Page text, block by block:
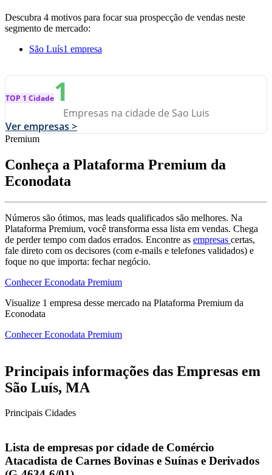
Descubra 4 motivos para focar sua prospecção de vendas neste
segmento de mercado:
São Luís1 empresa
TOP 1 Cidade1
Empresas na cidade de Sao Luis
Ver empresas >
Premium
Conheça a Plataforma Premium da
Econodata
Números são ótimos, mas leads qualificados são melhores. Na
Plataforma Premium, você transforma essa lista em vendas. Chega
de perder tempo com dados errados. Encontre as empresas certas,
fale direto com os decisores (com e-mails e telefones validados) e
foque no que importa: fechar negócio.
Conhecer Econodata Premium
Visualize 1 empresa desse mercado na Plataforma Premium da
Econodata
Conhecer Econodata Premium
Principais informações das Empresas em
São Luís, MA
Principais Cidades
Lista de empresas por cidade de Comércio
Atacadista de Carnes Bovinas e Suínas e Derivados